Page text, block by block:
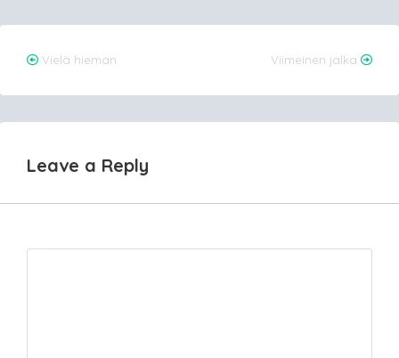
Post
navigation
Vielä hieman Viimeinen jalka
Leave a Reply